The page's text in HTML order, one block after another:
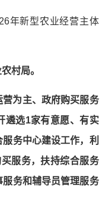
年新型农业经营主体
村局。
营为主、政府购买服务
遴选1家有意愿、有实
务中心建设工作，利
服务，扶持综合服务
务和辅导员管理服务